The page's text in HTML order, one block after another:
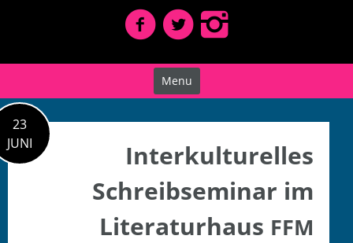
Menu
23
JUNI
Interkulturelles
Schreibseminar im
Literaturhaus FFM